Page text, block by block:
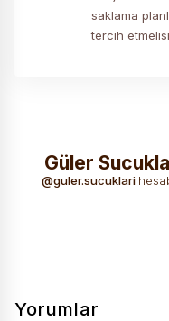
saklama
tercih
Güler
@guler.sucuklari
Güler Sucukları
ile doğa molası
Doğal içerik,
eşsiz kıvam,
Yorumlar